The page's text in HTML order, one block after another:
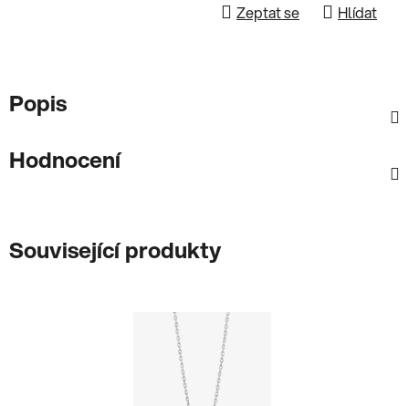
Zeptat se Hlídat
Popis
Hodnocení
Související produkty